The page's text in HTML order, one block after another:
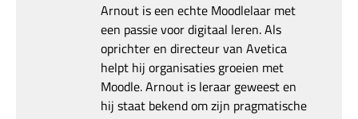
Arnout is een echte Moodlelaar met
een passie voor digitaal leren. Als
oprichter en directeur van Avetica
helpt hij organisaties groeien met
Moodle. Arnout is leraar geweest en
hij staat bekend om zijn pragmatische